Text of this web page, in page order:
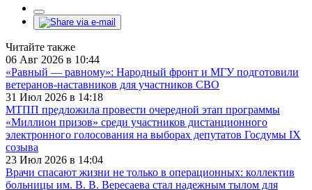
Читайте также
06 Авг 2026 в 10:44
«Равный — равному»: Народный фронт и МГУ подготовили
ветеранов-наставников для участников СВО
31 Июл 2026 в 14:18
МТПП предложила провести очередной этап программы
«Миллион призов» среди участников дистанционного
электронного голосования на выборах депутатов Госдумы IX
созыва
23 Июл 2026 в 14:04
Врачи спасают жизни не только в операционных: коллектив
больницы им. В. В. Вересаева стал надежным тылом для